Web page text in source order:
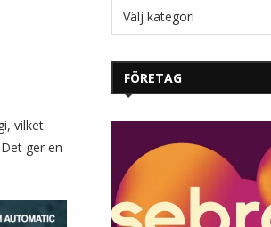
vilket
ger en
FÖRETAG